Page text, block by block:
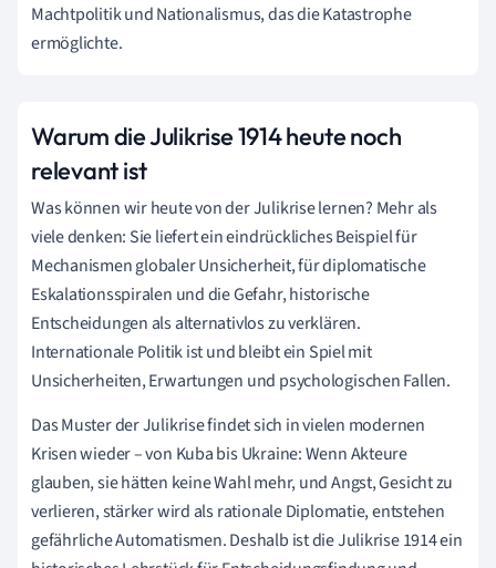
Machtpolitik und Nationalismus, das die Katastrophe
ermöglichte.
Warum die Julikrise 1914 heute noch
relevant ist
Was können wir heute von der Julikrise lernen? Mehr als
viele denken: Sie liefert ein eindrückliches Beispiel für
Mechanismen globaler Unsicherheit, für diplomatische
Eskalationsspiralen und die Gefahr, historische
Entscheidungen als alternativlos zu verklären.
Internationale Politik ist und bleibt ein Spiel mit
Unsicherheiten, Erwartungen und psychologischen Fallen.
Das Muster der Julikrise findet sich in vielen modernen
Krisen wieder – von Kuba bis Ukraine: Wenn Akteure
glauben, sie hätten keine Wahl mehr, und Angst, Gesicht zu
verlieren, stärker wird als rationale Diplomatie, entstehen
gefährliche Automatismen. Deshalb ist die Julikrise 1914 ein